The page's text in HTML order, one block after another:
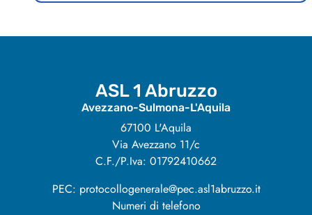
ASL 1 Abruzzo
Avezzano-Sulmona-L'Aquila
67100 L'Aquila
Via Avezzano 11/c
C.F./P.Iva: 01792410662
PEC: protocollogenerale@pec.asl1abruzzo.it
Numeri di telefono